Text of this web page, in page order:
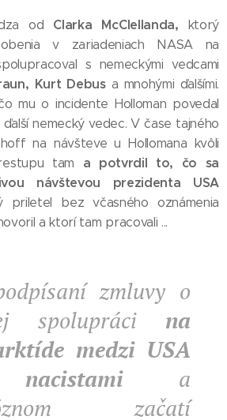
od Clarka McClellanda, ktorý
v zariadeniach NASA na
s nemeckými vedcami
Kurt Debusa mnohými ďalšími.
mu o incidente Holloman povedal
ďalší nemecký vedec. V čase tajného
na návšteve u Hollomana kvôli
tam a potvrdil to, čo sa
návštevou prezidenta USA
priletel bez včasného oznámenia
a ktorí tam pracovali ...
zmluvy o
spolupráci na
medzi USA
a
začatí